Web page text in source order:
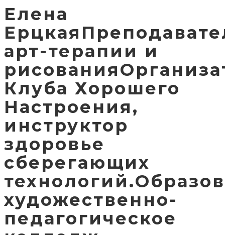
Елена
арт-терапии и
Клуба Хорошего
Настроения,
инструктор
здоровье
сберегающих
художественно-
педагогическое